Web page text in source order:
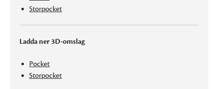
Storpocket
Ladda ner 3D-omslag
Pocket
Storpocket